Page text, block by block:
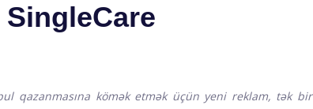
qazanmasına kömək etmək üçün yeni reklam, tək bir